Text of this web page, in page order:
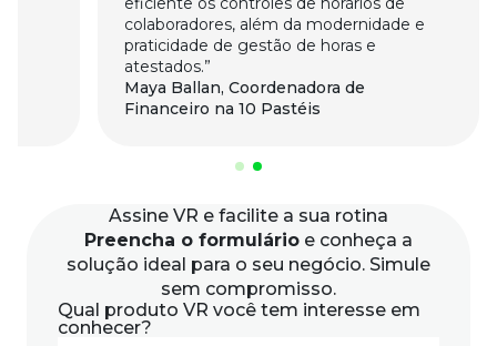
colaboradores, além da modernidade e
praticidade de gestão de horas e
atestados.
Maya Ballan, Coordenadora de
Financeiro na 10 Pastéis
Assine VR e facilite a sua rotina
Preencha o formulário e conheça a
solução ideal para o seu negócio. Simule
sem compromisso.
Qual produto VR você tem interesse em
conhecer?